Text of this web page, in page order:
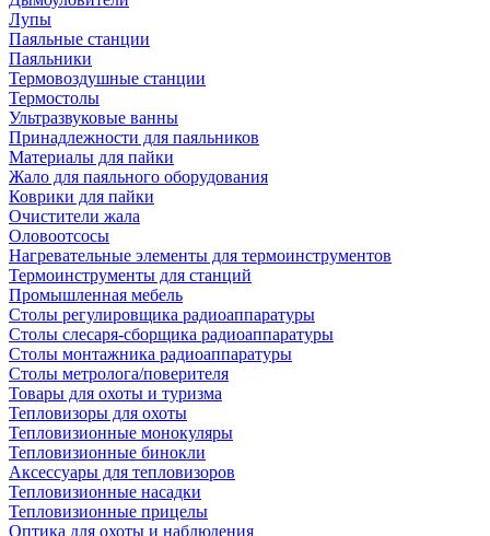
Лупы
Паяльные станции
Паяльники
Термовоздушные станции
Термостолы
Ультразвуковые ванны
Принадлежности для паяльников
Материалы для пайки
Жало для паяльного оборудования
Коврики для пайки
Очистители жала
Оловоотсосы
Нагревательные элементы для термоинструментов
Термоинструменты для станций
Промышленная мебель
Столы регулировщика радиоаппаратуры
Столы слесаря-сборщика радиоаппаратуры
Столы монтажника радиоаппаратуры
Столы метролога/поверителя
Товары для охоты и туризма
Тепловизоры для охоты
Тепловизионные монокуляры
Тепловизионные бинокли
Аксессуары для тепловизоров
Тепловизионные насадки
Тепловизионные прицелы
Оптика для охоты и наблюдения